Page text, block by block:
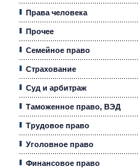
Права человека
Прочее
Семейное право
Страхование
Суд и арбитраж
Таможенное право, ВЭД
Трудовое право
Уголовное право
Финансовое право